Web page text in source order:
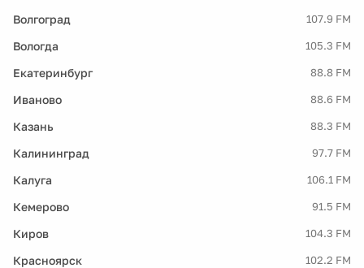
Волгоград 107.9 FM
Вологда 105.3 FM
Екатеринбург 88.8 FM
Иваново 88.6 FM
Казань 88.3 FM
Калининград 97.7 FM
Калуга 106.1 FM
Кемерово 91.5 FM
Киров 104.3 FM
Красноярск 102.2 FM